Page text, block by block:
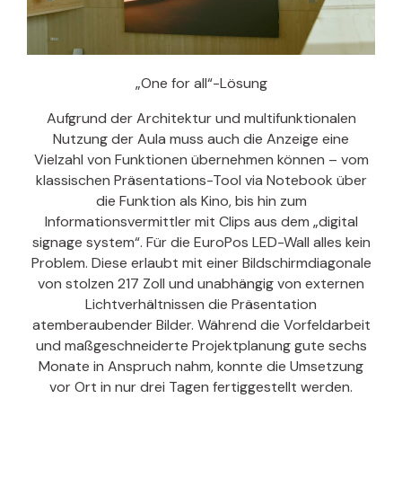
„One for all“-Lösung
Aufgrund der Architektur und multifunktionalen
Nutzung der Aula muss auch die Anzeige eine
Vielzahl von Funktionen übernehmen können – vom
klassischen Präsentations-Tool via Notebook über
die Funktion als Kino, bis hin zum
Informationsvermittler mit Clips aus dem „digital
signage system“. Für die EuroPos LED-Wall alles kein
Problem. Diese erlaubt mit einer Bildschirmdiagonale
von stolzen 217 Zoll und unabhängig von externen
Lichtverhältnissen die Präsentation
atemberaubender Bilder. Während die Vorfeldarbeit
und maßgeschneiderte Projektplanung gute sechs
Monate in Anspruch nahm, konnte die Umsetzung
vor Ort in nur drei Tagen fertiggestellt werden.